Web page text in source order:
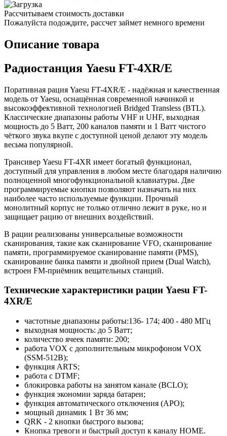
Рассчитываем стоимость доставки
Пожалуйста подождите, рассчет займет немного времени
Описание товара
Радиостанция Yaesu FT-4XR/E
Поративная рация Yaesu FT-4XR/E - надёжная и качественная
модель от Yaesu, оснащённая современной начинкой и
высокоэффективной технологией Bridged Transless (BTL).
Классические диапазоны работы VHF и UHF, выходная
мощность до 5 Ватт, 200 каналов памяти и 1 Ватт чистого
чёткого звука вкупе с доступной ценой делают эту модель
весьма популярной.
Трансивер Yaesu FT-4XR имеет богатый функционал,
доступный для управления в любом месте благодаря наличию
полноценной многофункциональной клавиатуры. Две
программируемые кнопки позволяют назначать на них
наиболее часто используемые функции. Прочный
монолитный корпус не только отлично лежит в руке, но и
защищает рацию от внешних воздействий.
В рации реализованы универсальные возможности
сканирования, такие как сканирование VFO, сканирование
памяти, программируемое сканирование памяти (PMS),
сканирование банка памяти и двойной прием (Dual Watch),
встроен FM-приёмник вещательных станций.
Технические характеристики рации Yaesu FT-
4XR/E
частотные диапазоны работы:136- 174; 400 - 480 МГц
выходная мощность: до 5 Ватт;
количество ячеек памяти: 200;
работа VOX с дополнительным микрофоном VOX
(SSM-512B);
функция ARTS;
работа с DTMF;
блокировка работы на занятом канале (BCLO);
функция экономии заряда батареи;
функция автоматического отключения (APO);
мощный динамик 1 Вт 36 мм;
QRK - 2 кнопки быстрого вызова;
Кнопка тревоги и быстрый доступ к каналу HOME.